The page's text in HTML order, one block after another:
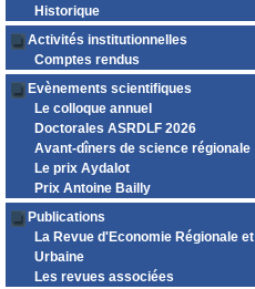
Historique
Activités institutionnelles
Comptes rendus
Evènements scientifiques
Le colloque annuel
Doctorales ASRDLF 2026
Avant-dîners de science régionale
Le prix Aydalot
Prix Antoine Bailly
Publications
La Revue d'Economie Régionale et
Urbaine
Les revues associées